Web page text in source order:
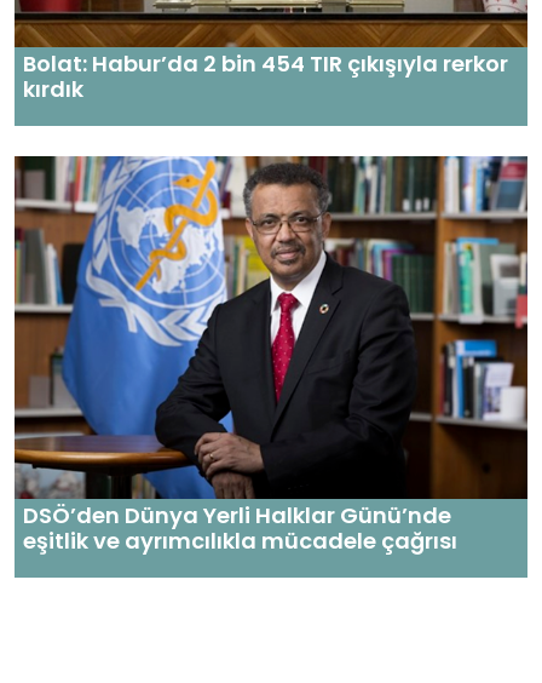
Bolat: Habur’da 2 bin 454 TIR çıkışıyla rerkor
kırdık
DSÖ’den Dünya Yerli Halklar Günü’nde
eşitlik ve ayrımcılıkla mücadele çağrısı